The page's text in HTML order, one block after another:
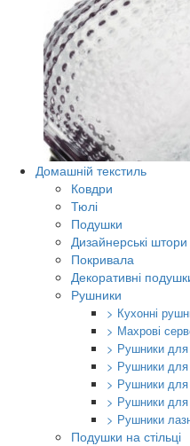
Домашній текстиль
Ковдри
Тюлі
Подушки
Дизайнерські штори
Покривала
Декоративні
Рушники
> Кухонні
> Махрові
> Рушники для
> Рушники для
> Рушники для
> Рушники
> Рушники
Подушки на стільці